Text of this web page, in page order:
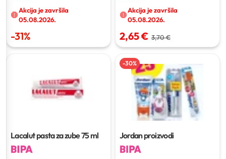
Akcija je završila
05.08.2026.
-31%
Akcija je završila
05.08.2026.
2,65 € 3,70 €
Lacalut pasta za zube75 ml
-30%
Jordan proizvodi